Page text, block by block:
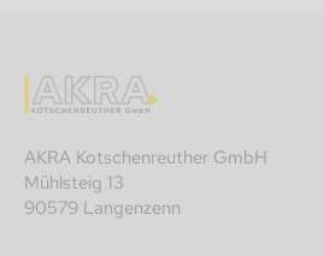
AKRA Kotschenreuther GmbH
Mühlsteig 13
90579 Langenzenn